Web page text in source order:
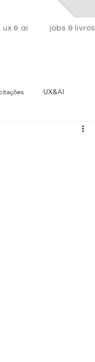
ux & ai jobs & livros
UX&AI